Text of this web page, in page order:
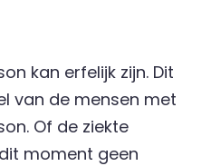
kan erfelijk zijn. Dit
van de mensen met
Of de ziekte
moment geen